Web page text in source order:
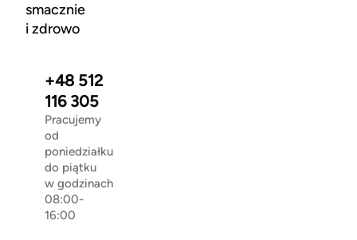
smacznie
i zdrowo
+48 512
116 305
Pracujemy
od
poniedziałku
do piątku
w godzinach
08:00-
16:00